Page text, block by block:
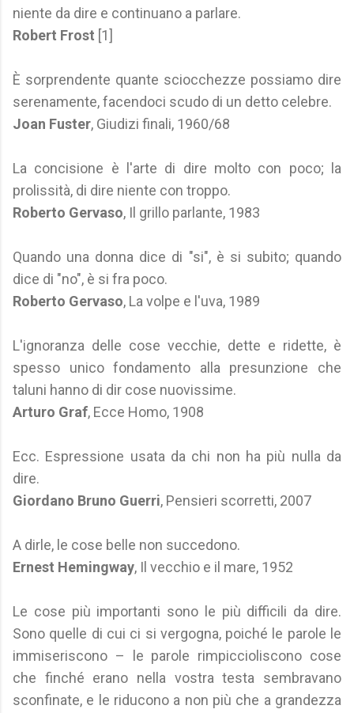
niente da dire e continuano a parlare.
Robert Frost [1]
È sorprendente quante sciocchezze possiamo dire
serenamente, facendoci scudo di un detto celebre.
Joan Fuster, Giudizi finali, 1960/68
La concisione è l'arte di dire molto con poco; la
prolissità, di dire niente con troppo.
Roberto Gervaso, Il grillo parlante, 1983
Quando una donna dice di "si", è si subito; quando
dice di "no", è si fra poco.
Roberto Gervaso, La volpe e l'uva, 1989
L'ignoranza delle cose vecchie, dette e ridette, è
spesso unico fondamento alla presunzione che
taluni hanno di dir cose nuovissime.
Arturo Graf, Ecce Homo, 1908
Ecc. Espressione usata da chi non ha più nulla da
dire.
Giordano Bruno Guerri, Pensieri scorretti, 2007
A dirle, le cose belle non succedono.
Ernest Hemingway, Il vecchio e il mare, 1952
Le cose più importanti sono le più difficili da dire.
Sono quelle di cui ci si vergogna, poiché le parole le
immiseriscono – le parole rimpiccioliscono cose
che finché erano nella vostra testa sembravano
sconfinate, e le riducono a non più che a grandezza